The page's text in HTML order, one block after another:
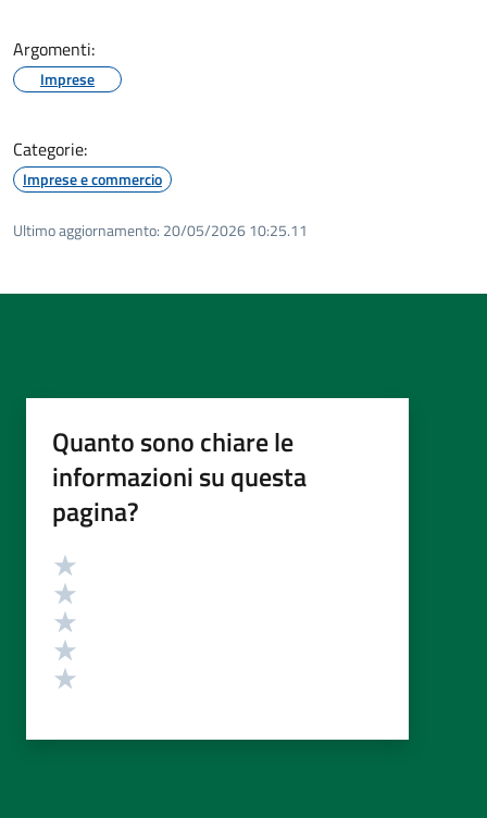
Argomenti:
Imprese
Categorie:
Imprese e commercio
Ultimo aggiornamento: 20/05/2026 10:25.11
Quanto sono chiare le
informazioni su questa
pagina?
Valutazione